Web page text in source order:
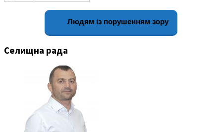
Людям із порушенням зору
Селищна рада